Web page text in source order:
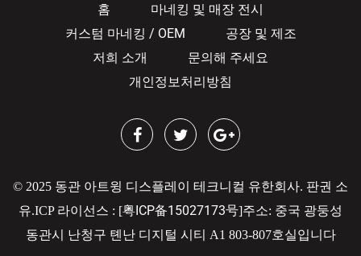
홈
마네킹 및 매장 전시
커스텀 마네킹 / OEM
공장 및 제조
저희 소개
문의해 주세요
개인정보처리방침
© 2025 동관 아트윙 디스플레이 테크니컬 유한회사. 판권 소
유.ICP 라이선스 : [粤ICP备15027173号]주소: 중국 광둥성
동관시 난청구 톈난 디지털 시티 A1 803-807호실입니다